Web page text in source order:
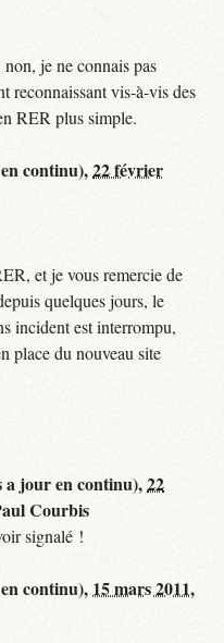
je ne connais pas
reconnaissant vis-à-vis des
RER plus simple.
continu),22 février
et je vous remercie de
quelques jours, le
incident est interrompu,
place du nouveau site
a jour en continu),22
Courbis
signalé !
continu), 15 mars 2011,